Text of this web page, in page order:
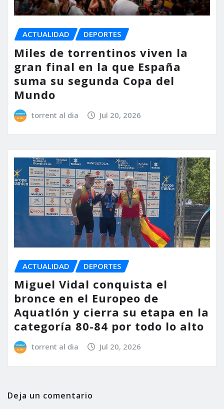
ACTUALIDAD DEPORTES
Miles de torrentinos viven la
gran final en la que España
suma su segunda Copa del
Mundo
torrent al dia Jul 20, 2026
ACTUALIDAD DEPORTES
Miguel Vidal conquista el
bronce en el Europeo de
Aquatlón y cierra su etapa en la
categoría 80-84 por todo lo alto
torrent al dia Jul 20, 2026
Deja un comentario